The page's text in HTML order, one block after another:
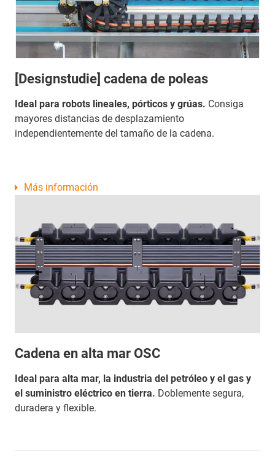
[Designstudie] cadena de poleas
Ideal para robots lineales, pórticos y grúas. Consiga
mayores distancias de desplazamiento
independientemente del tamaño de la cadena.
Cadena en alta mar OSC
Ideal para alta mar, la industria del petróleo y el gas y
el suministro eléctrico en tierra. Doblemente segura,
duradera y flexible.
Más información